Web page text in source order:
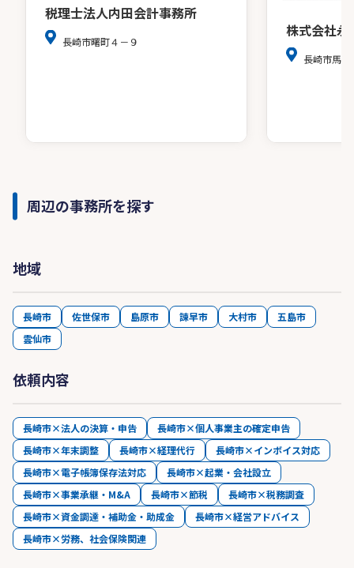
税理士法人内田会計事務所
長崎市曙町４－９
株式会社永
長崎市馬
周辺の事務所を探す
地域
長崎市 佐世保市 島原市 諫早市 大村市
五島市
雲仙市
依頼内容
長崎市×法人の決算・申告
長崎市×個人事業主の確定申告
長崎市×年末調整
長崎市×経理代行
長崎市×インボイス対応
長崎市×電子帳簿保存法対応
長崎市×起業・会社設立
長崎市×事業承継・M&A
長崎市×節税
長崎市×税務調査
長崎市×資金調達・補助金・助成金
長崎市×経営アドバイス
長崎市×労務、社会保険関連